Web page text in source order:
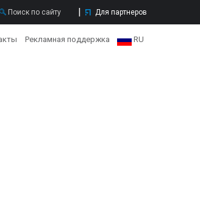
Для партнеров
Рекламная поддержка RU